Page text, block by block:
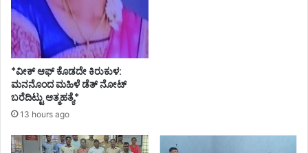
*ವೀಕ್ ಆಫ್ ಕೊಡದೇ ಕಿರುಕುಳ:
ಮನನೊಂದ ಮಹಿಳೆ ಡೆತ್ ನೋಟ್
ಬರೆದಿಟ್ಟು ಆತ್ಮಹತ್ಯೆ*
13 hours ago